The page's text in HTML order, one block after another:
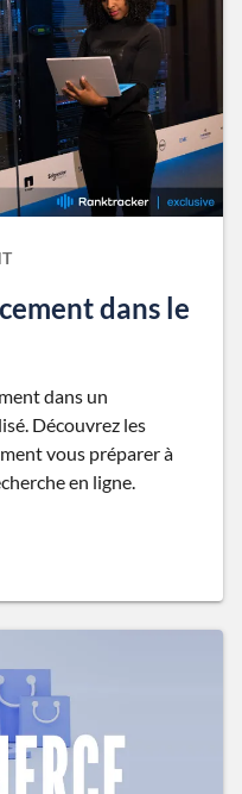
dans le
dans un
Découvrez les
vous préparer à
en ligne.